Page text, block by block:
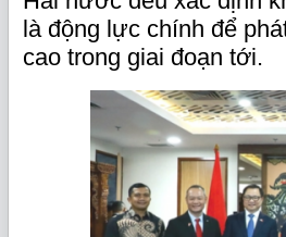
là động lực chính để
cao trong giai đoạn tới.